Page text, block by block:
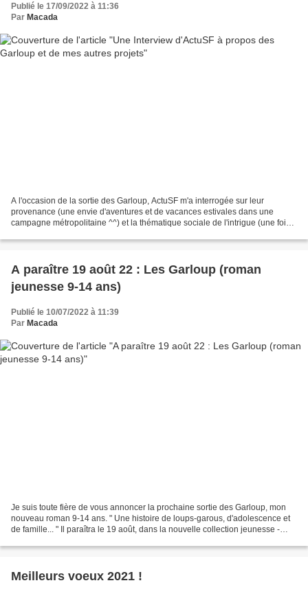
Publié le 17/09/2022 à 11:36
Par Macada
A l'occasion de la sortie des Garloup, ActuSF m'a interrogée sur leur
provenance (une envie d'aventures et de vacances estivales dans une
campagne métropolitaine ^^) et la thématique sociale de l'intrigue (une fois
A paraître 19 août 22 : Les Garloup (roman
jeunesse 9-14 ans)
Publié le 10/07/2022 à 11:39
Par Macada
Je suis toute fière de vous annoncer la prochaine sortie des Garloup, mon
nouveau roman 9-14 ans. " Une histoire de loups-garous, d'adolescence et
de famille... " Il paraîtra le 19 août, dans la nouvelle collection jeunesse -
Meilleurs voeux 2021 !